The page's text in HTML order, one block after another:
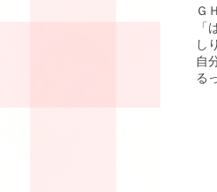
Ｇ
し
自
る